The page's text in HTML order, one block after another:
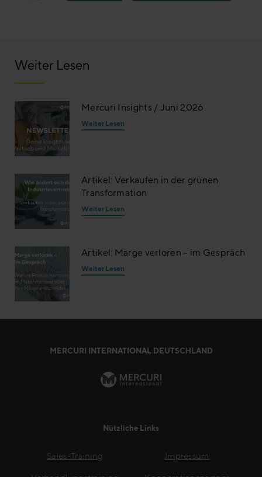
Weiter Lesen
Mercuri Insights / Juni 2026
Weiter Lesen
Artikel: Verkaufen in der grünen
Transformation
Weiter Lesen
Artikel: Marge verloren – im Gespräch
Weiter Lesen
MERCURI INTERNATIONAL DEUTSCHLAND
Nützliche Links
Sales-Training Impressum